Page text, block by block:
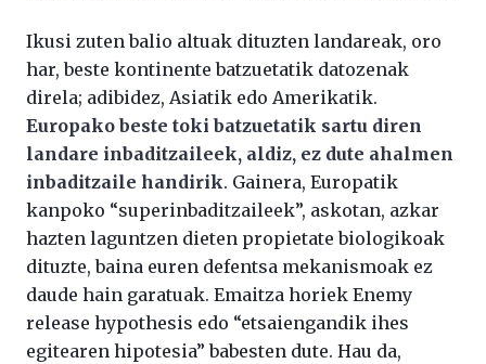
Ikusi zuten balio altuak dituzten landareak, oro
har, beste kontinente batzuetatik datozenak
direla; adibidez, Asiatik edo Amerikatik.
Europako beste toki batzuetatik sartu diren
landare inbaditzaileek, aldiz, ez dute ahalmen
inbaditzaile handirik. Gainera, Europatik
kanpoko “superinbaditzaileek”, askotan, azkar
hazten laguntzen dieten propietate biologikoak
dituzte, baina euren defentsa mekanismoak ez
daude hain garatuak. Emaitza horiek Enemy
release hypothesis edo “etsaiengandik ihes
egitearen hipotesia” babesten dute. Hau da,